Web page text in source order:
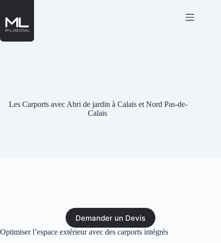
contenu
Les Carports avec Abri de jardin à Calais et Nord Pas-de-
Calais
Demander un Devis
Optimiser l’espace extérieur avec des carports intégrés